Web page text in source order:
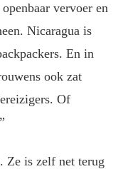
vervoer en
Nicaragua is
En in
ook zat
Of
Ze is zelf net terug